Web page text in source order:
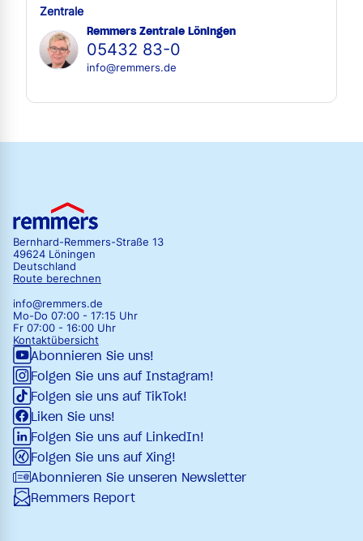
Zentrale
Remmers Zentrale Löningen
05432 83-0
info@remmers.de
Bernhard-Remmers-Straße 13
49624 Löningen
Deutschland
Route berechnen
info@remmers.de
Mo-Do 07:00 - 17:15 Uhr
Fr 07:00 - 16:00 Uhr
Kontaktübersicht
Abonnieren Sie uns!
Folgen Sie uns auf Instagram!
Folgen sie uns auf TikTok!
Liken Sie uns!
Folgen Sie uns auf LinkedIn!
Folgen Sie uns auf Xing!
Abonnieren Sie unseren Newsletter
Remmers Report